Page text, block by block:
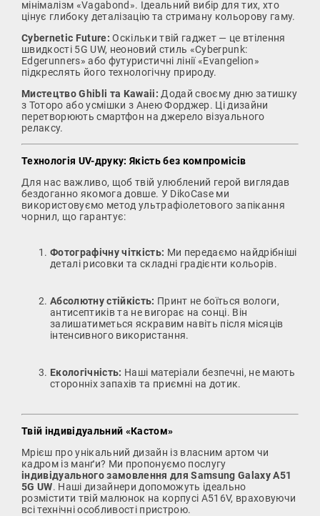
мінімалізм «Vagabond». Ідеальний вибір для тих, хто
цінує глибоку деталізацію та стриману кольорову гаму.
Cybernetic Future: Оскільки твій гаджет — це втілення
швидкості 5G UW, неоновий стиль «Cyberpunk:
Edgerunners» або футуристичні лінії «Evangelion»
підкреслять його технологічну природу.
Мистецтво Ghibli та Kawaii: Додай своєму дню затишку
з Тоторо або усмішки з Анею Форджер. Ці дизайни
перетворюють смартфон на джерело візуального
релаксу.
Технологія UV-друку: Якість без компромісів
Для нас важливо, щоб твій улюблений герой виглядав
бездоганно якомога довше. У DikoCase ми
використовуємо метод ультрафіолетового запікання
чорнил, що гарантує:
Фотографічну чіткість: Ми передаємо найдрібніші
деталі рисовки та складні градієнти кольорів.
Абсолютну стійкість: Принт не боїться вологи,
антисептиків та не вигорає на сонці. Він
залишатиметься яскравим навіть після місяців
інтенсивного використання.
Екологічність: Наші матеріали безпечні, не мають
сторонніх запахів та приємні на дотик.
Твій індивідуальний «Кастом»
Мрієш про унікальний дизайн із власним артом чи
кадром із манґи? Ми пропонуємо послугу
індивідуального замовлення для Samsung Galaxy A51
5G UW. Наші дизайнери допоможуть ідеально
розмістити твій малюнок на корпусі A516V, враховуючи
всі технічні особливості пристрою.